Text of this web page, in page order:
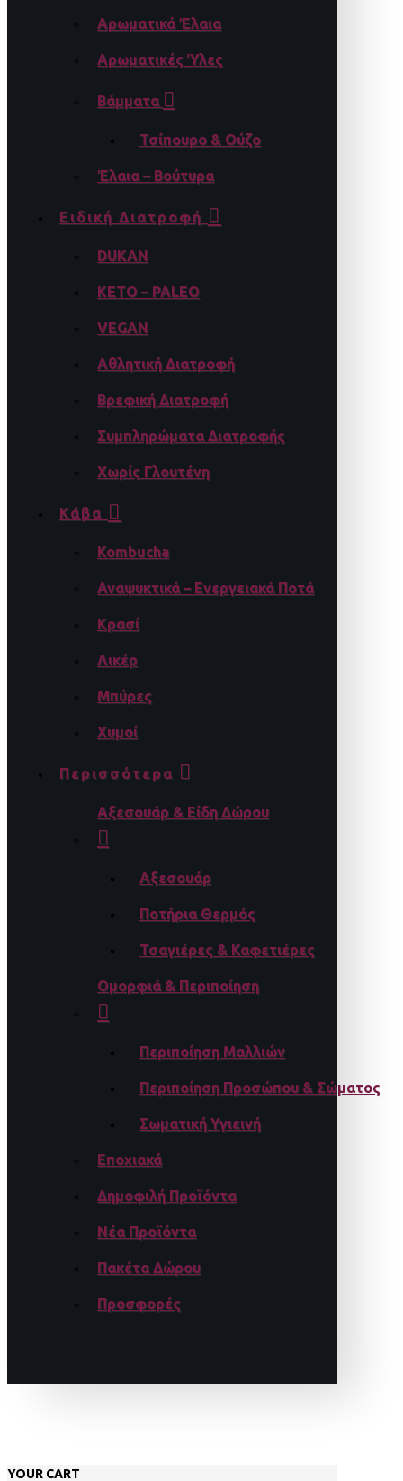
Αρωματικά Έλαια
Αρωματικές Ύλες
Βάμματα
Τσίπουρο & Ούζο
Έλαια – Βούτυρα
Ειδική Διατροφή
DUKAN
KETO – PALEO
VEGAN
Αθλητική Διατροφή
Βρεφική Διατροφή
Συμπληρώματα Διατροφής
Χωρίς Γλουτένη
Κάβα
Kombucha
Αναψυκτικά – Ενεργειακά Ποτά
Κρασί
Λικέρ
Μπύρες
Χυμοί
Περισσότερα
Αξεσουάρ & Είδη Δώρου
Αξεσουάρ
Ποτήρια Θερμός
Τσαγιέρες & Καφετιέρες
Ομορφιά & Περιποίηση
Περιποίηση Μαλλιών
Περιποίηση Προσώπου & Σώματος
Σωματική Υγιεινή
Εποχιακά
Δημοφιλή Προϊόντα
Νέα Προϊόντα
Πακέτα Δώρου
Προσφορές
YOUR CART